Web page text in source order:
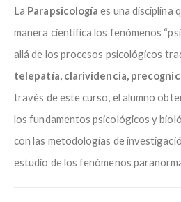
La Parapsicología es una disciplina
manera científica los fenómenos
allá de los procesos psicológicos
telepatía, clarividencia,
través de este curso, el alumno
los fundamentos psicológicos y
con las metodologías de
estudio de los fenómenos